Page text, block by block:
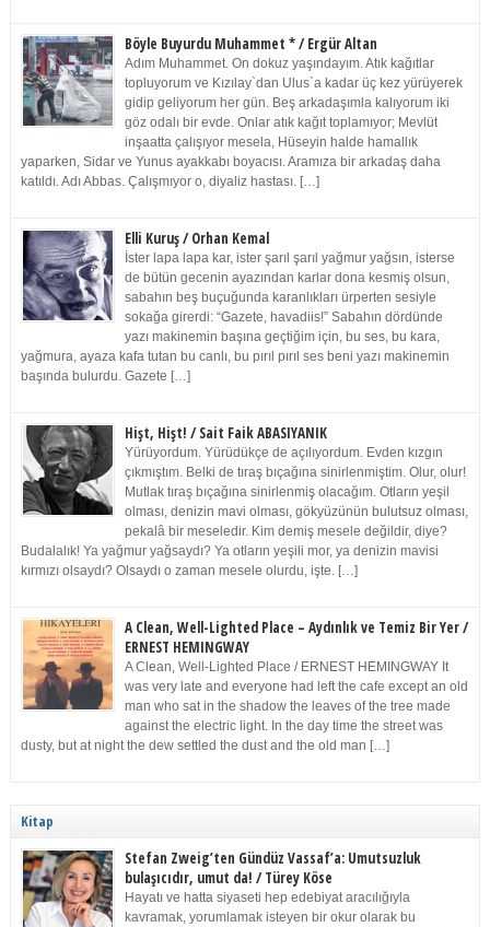
Böyle Buyurdu Muhammet * / Ergür Altan
Adım Muhammet. On dokuz yaşındayım. Atık kağıtlar
topluyorum ve Kızılay`dan Ulus`a kadar üç kez yürüyerek
gidip geliyorum her gün. Beş arkadaşımla kalıyorum iki
göz odalı bir evde. Onlar atık kağıt toplamıyor; Mevlüt
inşaatta çalışıyor mesela, Hüseyin halde hamallık
yaparken, Sidar ve Yunus ayakkabı boyacısı. Aramıza bir arkadaş daha
katıldı. Adı Abbas. Çalışmıyor o, diyaliz hastası. […]
Elli Kuruş / Orhan Kemal
İster lapa lapa kar, ister şarıl şarıl yağmur yağsın, isterse
de bütün gecenin ayazından karlar dona kesmiş olsun,
sabahın beş buçuğunda karanlıkları ürperten sesiyle
sokağa girerdi: “Gazete, havadiis!” Sabahın dördünde
yazı makinemin başına geçtiğim için, bu ses, bu kara,
yağmura, ayaza kafa tutan bu canlı, bu pırıl pırıl ses beni yazı makinemin
başında bulurdu. Gazete […]
Hişt, Hişt! / Sait Faik ABASIYANIK
Yürüyordum. Yürüdükçe de açılıyordum. Evden kızgın
çıkmıştım. Belki de tıraş bıçağına sinirlenmiştim. Olur, olur!
Mutlak tıraş bıçağına sinirlenmiş olacağım. Otların yeşil
olması, denizin mavi olması, gökyüzünün bulutsuz olması,
pekalâ bir meseledir. Kim demiş mesele değildir, diye?
Budalalık! Ya yağmur yağsaydı? Ya otların yeşili mor, ya denizin mavisi
kırmızı olsaydı? Olsaydı o zaman mesele olurdu, işte. […]
A Clean, Well-Lighted Place – Aydınlık ve Temiz Bir Yer /
ERNEST HEMINGWAY
A Clean, Well-Lighted Place / ERNEST HEMINGWAY It
was very late and everyone had left the cafe except an old
man who sat in the shadow the leaves of the tree made
against the electric light. In the day time the street was
dusty, but at night the dew settled the dust and the old man […]
Kitap
Stefan Zweig’ten Gündüz Vassaf’a: Umutsuzluk
bulaşıcıdır, umut da! / Türey Köse
Hayatı ve hatta siyaseti hep edebiyat aracılığıyla
kavramak, yorumlamak isteyen bir okur olarak bu